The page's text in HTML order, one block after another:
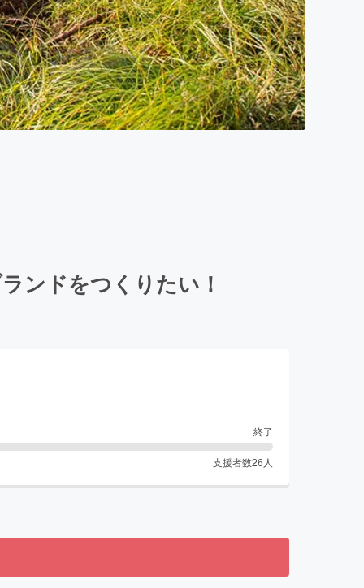
ンドをつくりたい！
終了
支援者数26 人